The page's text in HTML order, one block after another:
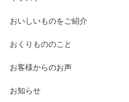
おいしいものをご紹介
おくりもののこと
お客様からのお声
お知らせ